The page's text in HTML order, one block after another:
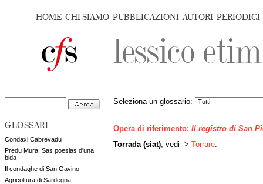
HOME CHI SIAMO PUBBLICAZIONI AUTORI PERIODICI
GLOSSARI
Condaxi Cabrevadu
Predu Mura. Sas poesias d'una
bida
Il condaghe di San Gavino
Agricoltura di Sardegna
Seleziona un glossario:
Opera di riferimento: Il registro di San
Torrada (siat) , vedi -> Torrare